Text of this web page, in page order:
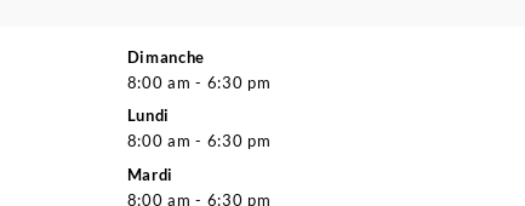
Dimanche
8:00 am - 6:30 pm
Lundi
8:00 am - 6:30 pm
Mardi
8:00 am - 6:30 pm